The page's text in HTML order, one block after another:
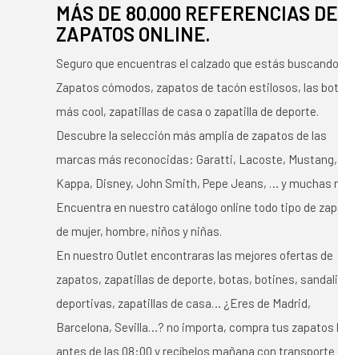
MÁS DE 80.000 REFERENCIAS DE
ZAPATOS ONLINE.
Seguro que encuentras el calzado que estás buscando.
Zapatos cómodos, zapatos de tacón estilosos, las
más cool, zapatillas de casa o zapatilla de deporte.
Descubre la selección más amplia de zapatos de las
marcas más reconocidas: Garatti, Lacoste, Mustang,
Kappa, Disney, John Smith, Pepe Jeans, … y muchas
Encuentra en nuestro catálogo online todo tipo de
de mujer, hombre, niños y niñas.
En nuestro Outlet encontraras las mejores ofertas de
zapatos, zapatillas de deporte, botas, botines,
deportivas, zapatillas de casa… ¿Eres de Madrid,
Barcelona, Sevilla…? no importa, compra tus zapatos
antes de las 08:00 y recíbelos mañana con transporte